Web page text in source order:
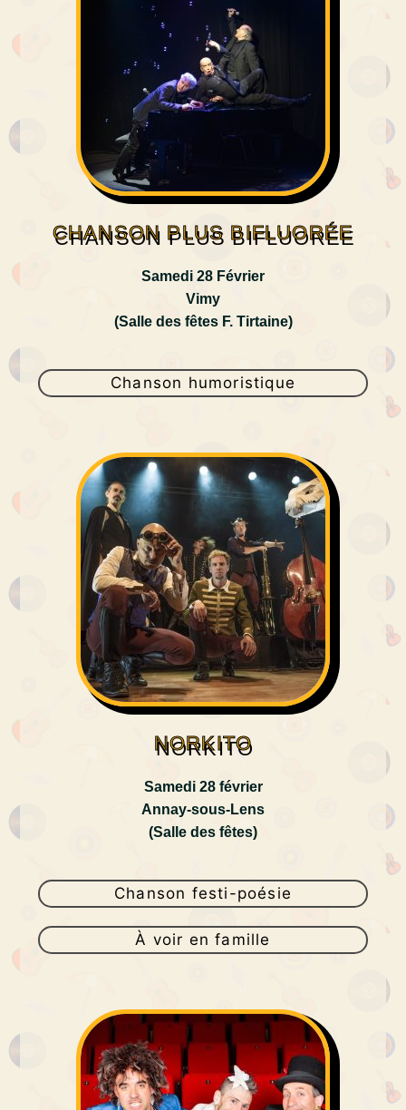
CHANSON PLUS BIFLUORÉE
Samedi 28 Février
Vimy
(Salle des fêtes F. Tirtaine)
Chanson humoristique
NORKITO
Samedi 28 février
Annay-sous-Lens
(Salle des fêtes)
Chanson festi-poésie
À voir en famille